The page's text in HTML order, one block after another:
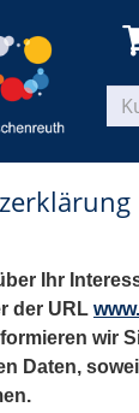
Ihr
der URL
wir
Daten,